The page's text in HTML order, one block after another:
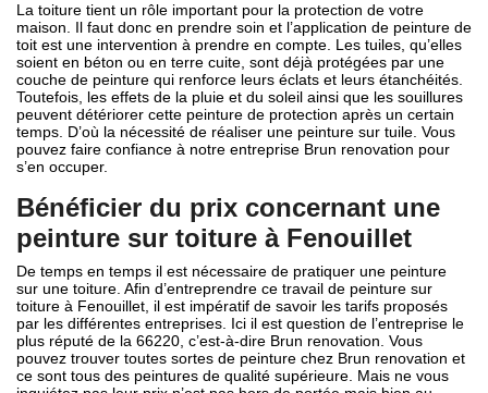
La toiture tient un rôle important pour la protection de votre
maison. Il faut donc en prendre soin et l’application de peinture de
toit est une intervention à prendre en compte. Les tuiles, qu’elles
soient en béton ou en terre cuite, sont déjà protégées par une
couche de peinture qui renforce leurs éclats et leurs étanchéités.
Toutefois, les effets de la pluie et du soleil ainsi que les souillures
peuvent détériorer cette peinture de protection après un certain
temps. D’où la nécessité de réaliser une peinture sur tuile. Vous
pouvez faire confiance à notre entreprise Brun renovation pour
s’en occuper.
Bénéficier du prix concernant une
peinture sur toiture à Fenouillet
De temps en temps il est nécessaire de pratiquer une peinture
sur une toiture. Afin d’entreprendre ce travail de peinture sur
toiture à Fenouillet, il est impératif de savoir les tarifs proposés
par les différentes entreprises. Ici il est question de l’entreprise le
plus réputé de la 66220, c’est-à-dire Brun renovation. Vous
pouvez trouver toutes sortes de peinture chez Brun renovation et
ce sont tous des peintures de qualité supérieure. Mais ne vous